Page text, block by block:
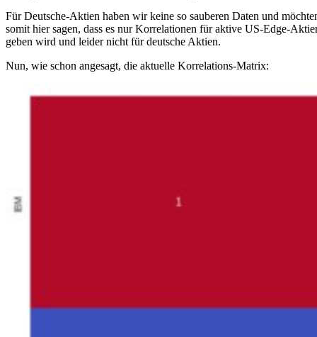
Für Deutsche-Aktien haben wir keine so sauberen Daten und
somit hier sagen, dass es nur Korrelationen für aktive US-Edge-
geben wird und leider nicht für deutsche Aktien.
Nun, wie schon angesagt, die aktuelle Korrelations-Matrix: